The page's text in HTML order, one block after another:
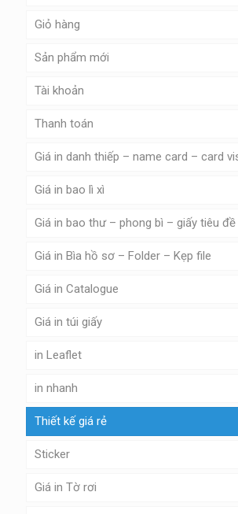
Giỏ hàng
Sản phẩm mới
Tài khoản
Thanh toán
Giá in danh thiếp – name card – card
Giá in bao lì xì
Giá in bao thư – phong bì – giấy tiêu đề
Giá in Bìa hồ sơ – Folder – Kẹp file
Giá in Catalogue
Giá in túi giấy
in Leaflet
in nhanh
Thiết kế giá rẻ
Sticker
Giá in Tờ rơi